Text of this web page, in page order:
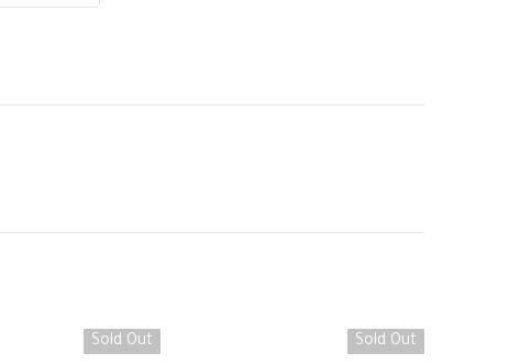
Sold Out Sold Out